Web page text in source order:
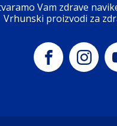
Vam zdrave
Vrhunski proizvodi za